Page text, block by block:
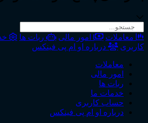
معاملات امور مالی ربات ها
کاربری
درباره او ام پی فینکس
معاملات
امور مالی
ربات ها
خدمات ما
حساب کاربری
درباره او ام پی فینکس